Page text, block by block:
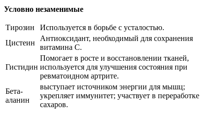
Условно незаменимые
Тирозин
Используется в борьбе с усталостью.
Цистеин
Антиоксидант, необходимый для сохранения
витамина C.
Гистидин
Помогает в росте и восстановлении тканей,
используется для улучшения состояния при
ревматоидном артрите.
Бета-
аланин
выступает источником энергии для мышц;
укрепляет иммунитет; участвует в переработке
сахаров.